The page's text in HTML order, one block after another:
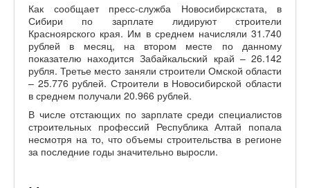
Как сообщает пресс-служба Новосибирскстата, в
Сибири по зарплате лидируют строители
Красноярского края. Им в среднем начисляли 31.740
рублей в месяц, на втором месте по данному
показателю находится Забайкальский край – 26.142
рубля. Третье место заняли строители Омской области
– 25.776 рублей. Строители в Новосибирской области
в среднем получали 20.966 рублей.
В числе отстающих по зарплате среди специалистов
строительных профессий Республика Алтай попала
несмотря на то, что объемы строительства в регионе
за последние годы значительно выросли.